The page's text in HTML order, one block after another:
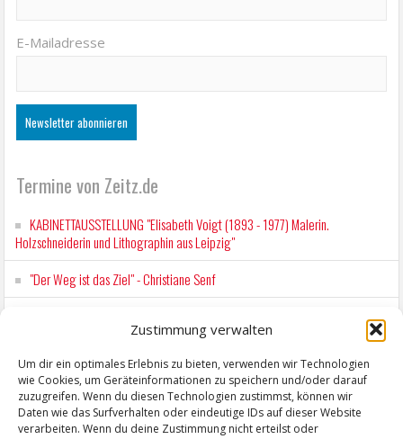
Zustimmung verwalten
Um dir ein optimales Erlebnis zu bieten, verwenden wir Technologien
wie Cookies, um Geräteinformationen zu speichern und/oder darauf
zuzugreifen. Wenn du diesen Technologien zustimmst, können wir
Daten wie das Surfverhalten oder eindeutige IDs auf dieser Website
verarbeiten. Wenn du deine Zustimmung nicht erteilst oder
E-Mailadresse
Termine von Zeitz.de
KABINETTAUSSTELLUNG "Elisabeth Voigt (1893 - 1977) Malerin.
Holzschneiderin und Lithographin aus Leipzig"
"Der Weg ist das Ziel" - Christiane Senf
Mit der Drahtseilbahn zur ZENTRALSTATION